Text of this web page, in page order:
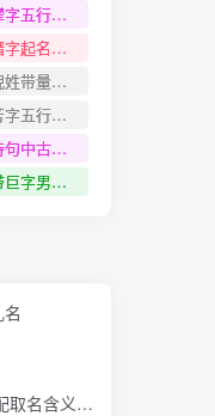
撵字五行是什么
缙字起名寓意
倪姓带量字名字
芳字五行是什么
诗句中古风仙气的男孩名字
带巨字男孩名字
最好的名字